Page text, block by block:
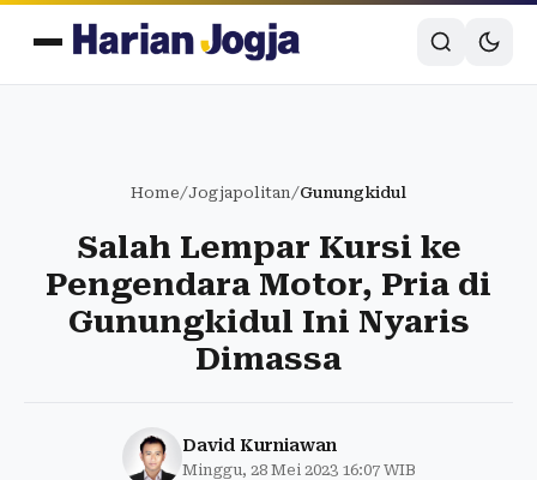
Home/Jogjapolitan/Gunungkidul
Salah Lempar Kursi ke
Pengendara Motor, Pria di
Gunungkidul Ini Nyaris
Dimassa
David Kurniawan
Minggu, 28 Mei 2023 16:07 WIB